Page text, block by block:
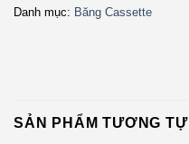
Danh mục: Băng Cassette
SẢN PHẨM TƯƠNG TỰ